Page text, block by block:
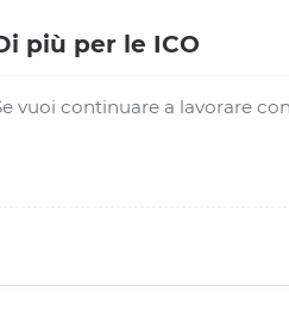
più per le ICO
vuoi continuare a lavorare